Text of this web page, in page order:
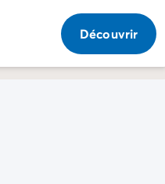
Découvrir